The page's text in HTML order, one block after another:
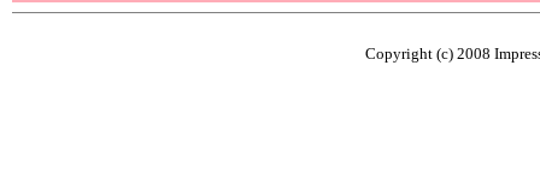
Copyright (c) 2008